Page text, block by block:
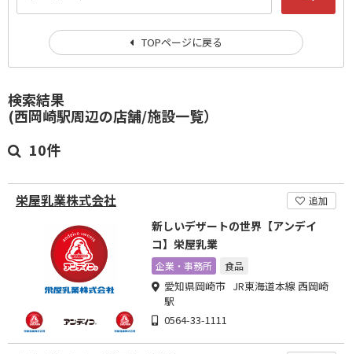
検索結果
(西岡崎駅周辺の店舗/施設一覧）
10件
栄屋乳業株式会社 追加
新しいデザートの世界【アンデイ
コ】栄屋乳業
企業・事務所 食品
愛知県岡崎市 JR東海道本線 西岡崎
駅
0564-33-1111
TOPページに戻る